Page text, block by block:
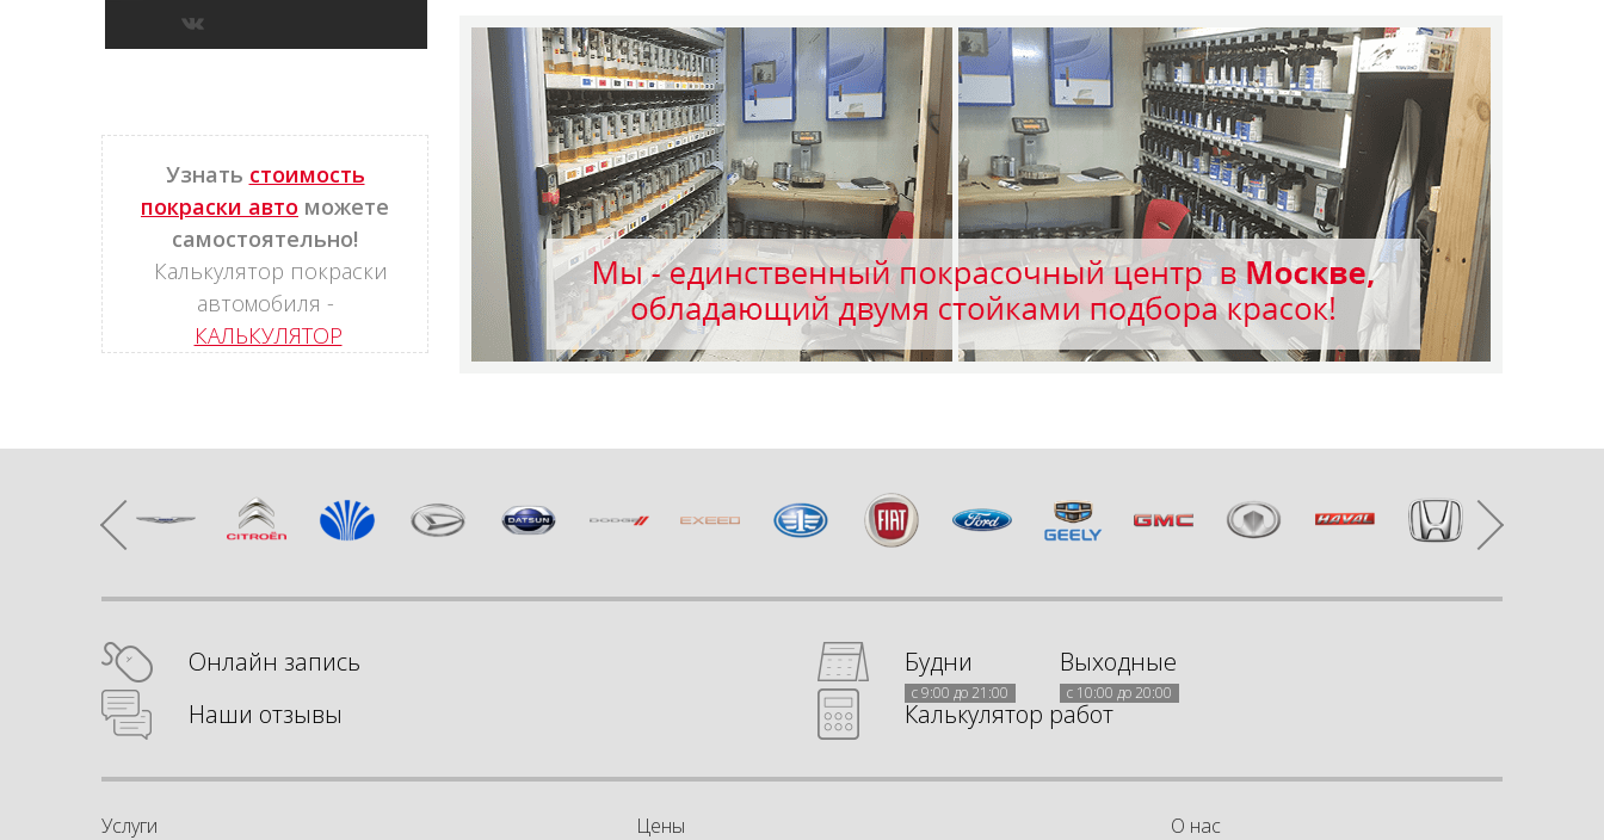
Узнать стоимость
покраски авто можете
самостоятельно!
Калькулятор покраски
автомобиля -
КАЛЬКУЛЯТОР
Онлайн запись Будни
с 9:00 до 21:00
Выходные
с 10:00 до 20:00
Наши отзывы Калькулятор работ
Услуги Цены
О нас